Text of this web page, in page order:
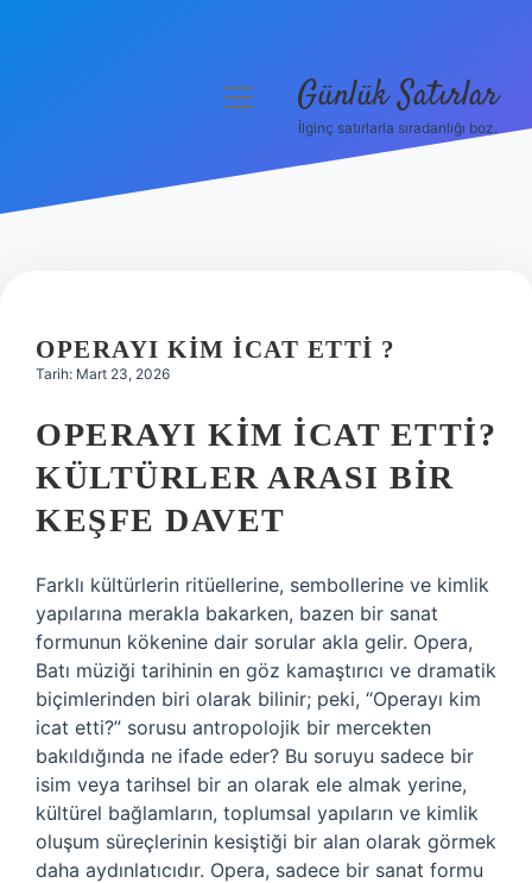
Hakkımızda
menüyü Günlük Satırlar
İlginç satırlarla sıradanlığı boz.
OPERAYI KIM ICAT ETTI ?
Tarih: Mart 23, 2026
OPERAYI KIM İCAT ETTI?
KÜLTÜRLER ARASI BIR
KEŞFE DAVET
Farklı kültürlerin ritüellerine, sembollerine ve kimlik
yapılarına merakla bakarken, bazen bir sanat
formunun kökenine dair sorular akla gelir. Opera,
Batı müziği tarihinin en göz kamaştırıcı ve dramatik
biçimlerinden biri olarak bilinir; peki, “Operayı kim
icat etti?” sorusu antropolojik bir mercekten
bakıldığında ne ifade eder? Bu soruyu sadece bir
isim veya tarihsel bir an olarak ele almak yerine,
kültürel bağlamların, toplumsal yapıların ve kimlik
oluşum süreçlerinin kesiştiği bir alan olarak görmek
daha aydınlatıcıdır. Opera, sadece bir sanat formu